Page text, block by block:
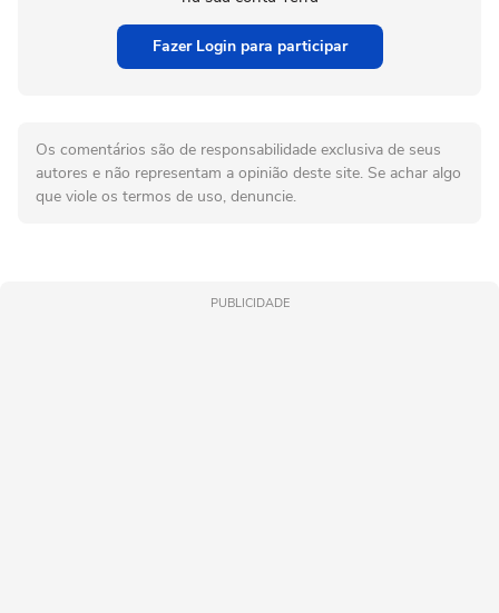
Fazer Login para participar
Os comentários são de responsabilidade exclusiva de seus
autores e não representam a opinião deste site. Se achar algo
que viole os termos de uso, denuncie.
PUBLICIDADE